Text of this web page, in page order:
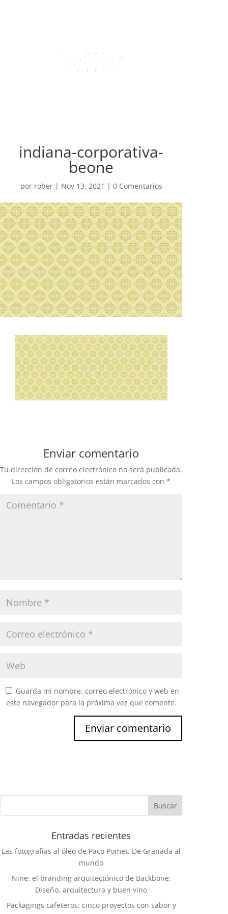
indiana-corporativa-
beone
por rober| Nov 13, 2021 | 0 Comentarios
Enviar comentario
Tu dirección de correo electrónico no será publicada.
Los campos obligatorios están marcados con*
Guarda mi nombre, correo electrónico y web en
este navegador para la próxima vez que comente.
Entradas recientes
Las fotografías al óleo de Paco Pomet. De Granada al
mundo
Nine: el branding arquitectónico de Backbone.
Diseño, arquitectura y buen vino
Packagings cafeteros: cinco proyectos con sabor y